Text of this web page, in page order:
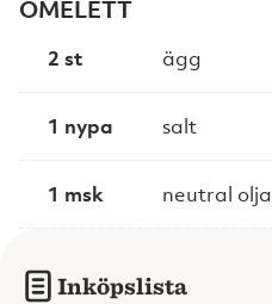
OMELETT
2 st ägg
1 nypa salt
1 msk neutral olja
Inköpslista